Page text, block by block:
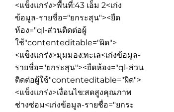
<แข็งแกร่ง>พื้นที่:43 เอ็ม 2<เก่ง
ข้อมูล-รายชื่อ="ยกระสุน"><ยืด
ห้อง="ql-ส่วนติดต่อผู้
ใช้"contenteditable="ผิด">
<แข็งแกร่ง>มุมมอง:ทะเล<เก่งข้อมูล-
รายชื่อ="ยกระสุน"><ยืดห้อง="ql-ส่วน
ติดต่อผู้ใช้"contenteditable="ผิด">
<แข็งแกร่ง>เงื่อนไข:สดสูงคุณภาพ
ช่างซ่อม<เก่งข้อมูล-รายชื่อ="ยกระ